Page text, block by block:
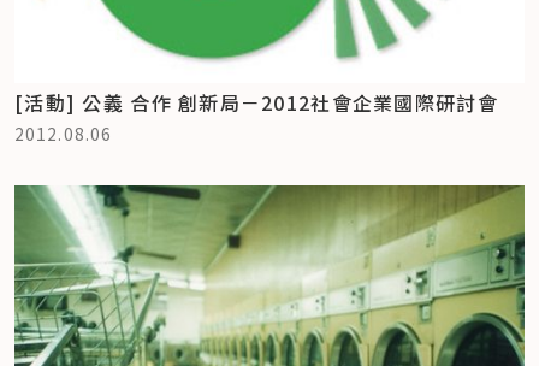
[活動] 公義 合作 創新局－2012社會企業國際研討會
2012.08.06